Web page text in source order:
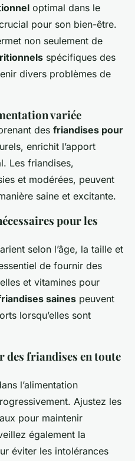
optimal dans le
pour son bien-être.
non seulement de
spécifiques des
divers problèmes de
variée
des friandises pour
enrichit l’apport
Les friandises,
et modérées, peuvent
saine et excitante.
pour les
selon l’âge, la taille et
de fournir des
et vitamines pour
saines peuvent
lorsqu’elles sont
des friandises en toute
l’alimentation
Ajustez les
pour maintenir
également la
éviter les intolérances